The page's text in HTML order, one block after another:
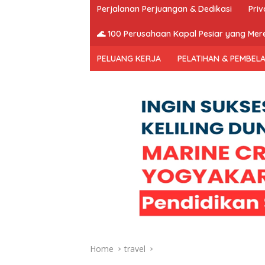
Lembaga
Berlegalitas
Terakreditasi
Pelatihan
Hingga
Yogya,sekolah
Perjalanan Perjuangan & Dedikasi
🌊 100 Perusahaan Kapal Pesiar yang
PELUANG KERJA PELATIHAN &
Home travel